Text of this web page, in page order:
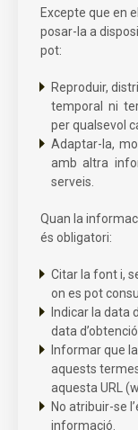
Excepte que en
posar-la a
pot:
Reproduir,
temporal ni
per qualsevol
Adaptar-la,
amb altra
serveis.
Quan la
és obligatori:
Citar la font i,
on es pot
Indicar la data
data
Informar que
aquests
aquesta URL
No atribuir-se
informació.